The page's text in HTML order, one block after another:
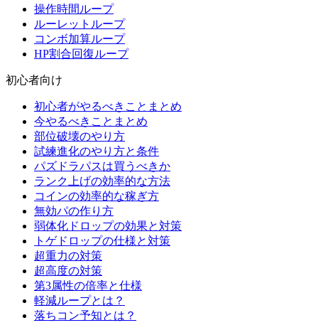
操作時間ループ
ルーレットループ
コンボ加算ループ
HP割合回復ループ
初心者向け
初心者がやるべきことまとめ
今やるべきことまとめ
部位破壊のやり方
試練進化のやり方と条件
パズドラパスは買うべきか
ランク上げの効率的な方法
コインの効率的な稼ぎ方
無効パの作り方
弱体化ドロップの効果と対策
トゲドロップの仕様と対策
超重力の対策
超高度の対策
第3属性の倍率と仕様
軽減ループとは？
落ちコン予知とは？